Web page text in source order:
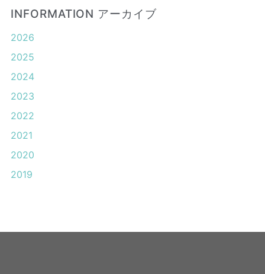
INFORMATION アーカイブ
2026
2025
2024
2023
2022
2021
2020
2019